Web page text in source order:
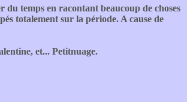
temps en racontant beaucoup de choses
totalement sur la période. A cause de
et... Petitnuage.